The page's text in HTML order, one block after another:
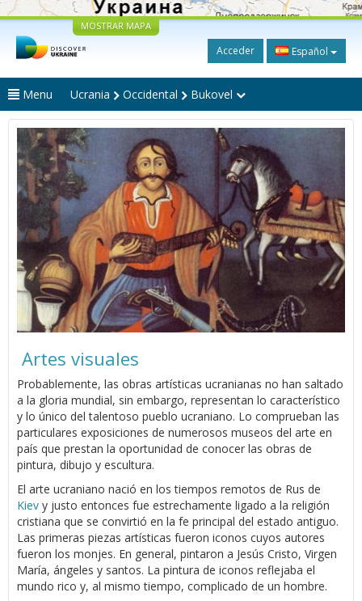
MOSTRAR MAPA
Acceder Español
Menu Ucrania Occidental Bukovel
Artes visuales
Probablemente, las obras artísticas ucranianas no han saltado
a la gloria mundial, sin embargo, representan lo característico
y lo único del talentoso pueblo ucraniano. Lo comprueban las
particulares exposiciones de numerosos museos del arte en
país que prestan la oportunidad de conocer las obras de
pintura, dibujo y escultura.
El arte ucraniano nació en los tiempos remotos de Rus de
Kiev y justo entonces fue estrechamente ligado a la religión
cristiana que se convirtió en la fe principal del estado antiguo.
Las primeras piezas artísticas fueron iconos cuyos autores
fueron los monjes. En general, pintaron a Jesús Cristo, Virgen
María, ángeles y santos. La pintura de iconos reflejaba el
mundo rico y, al mismo tiempo, complicado de un hombre.